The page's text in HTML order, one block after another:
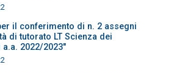
il conferimento di n. 2 assegni
di tutorato LT Scienza dei
a.a. 2022/2023"